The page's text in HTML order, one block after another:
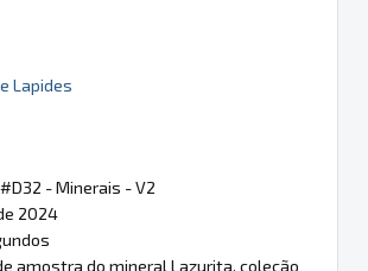
Lapides
- Minerais - V2
2024
amostra do mineral Lazurita, coleção